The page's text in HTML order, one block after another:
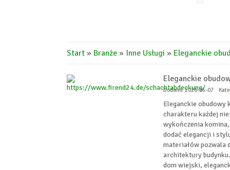
Start » Branże » Inne Usługi » Eleganckie
Eleganckie
Dodano: 2026-05-07
Eleganckie obudowy
charakteru każdej
wykończenia
dodać elegancji i
materiałów pozwala
architektury
dom wiejski,